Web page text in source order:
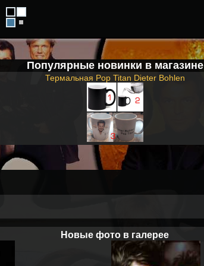
Популярные новинки в магазине
Термальная Pop Titan Dieter Bohlen
Новые фото в галерее